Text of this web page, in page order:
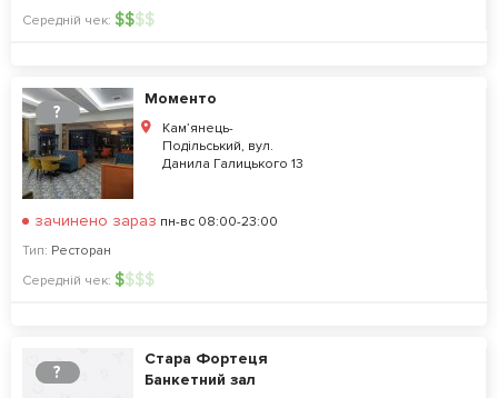
Середній чек: $$$$
?
Моменто
Кам’янець-
Подільський, вул.
Данила Галицького 13
зачинено зараз пн-вс 08:00-23:00
Тип: Ресторан
Середній чек: $$$$
?
Стара Фортеця
Банкетний зал